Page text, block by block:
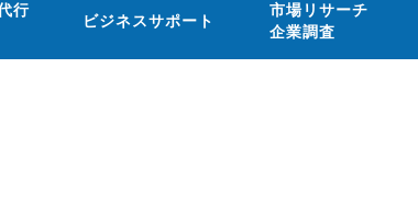
行
ビジネスサポート
市場リサーチ
企業調査